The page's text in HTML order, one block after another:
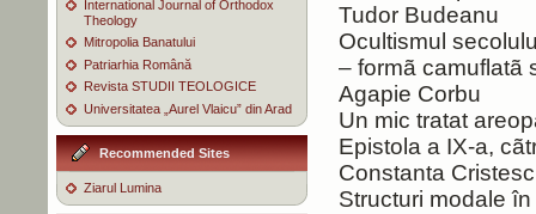
International Journal of Orthodox
Theology
Mitropolia Banatului
Patriarhia Română
Revista STUDII TEOLOGICE
Universitatea „Aurel Vlaicu” din Arad
Recommended Sites
Ziarul Lumina
Tudor Budeanu
Ocultismul
– formã
Agapie Corbu
Un mic tratat
Epistola a IX-
Constanta
Structuri modale